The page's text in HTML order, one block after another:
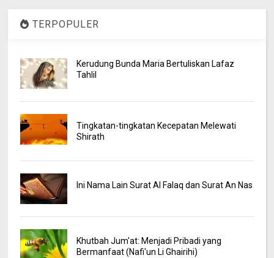
TERPOPULER
Kerudung Bunda Maria Bertuliskan Lafaz
Tahlil
Tingkatan-tingkatan Kecepatan Melewati
Shirath
Ini Nama Lain Surat Al Falaq dan Surat An Nas
Khutbah Jum'at: Menjadi Pribadi yang
Bermanfaat (Nafi'un Li Ghairihi)